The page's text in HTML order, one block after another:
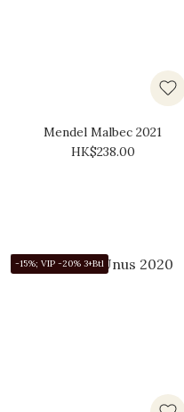
Mendel Malbec 2021
HK$238.00
-15%; VIP -20% 3+Btl